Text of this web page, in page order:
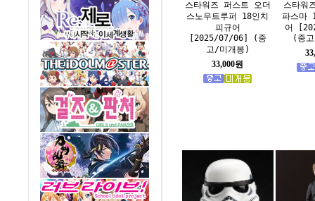
스타워즈 퍼스트 오더
스노우트루퍼 18인치
피규어
[2025/07/06] (중
고/미개봉)
33,000원
스타워
파스마
어
(중